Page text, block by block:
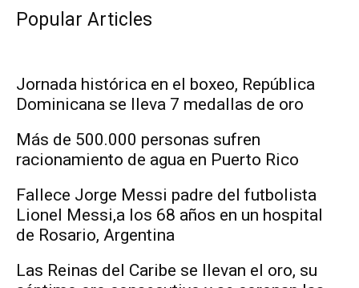
Popular Articles
Jornada histórica en el boxeo, República
Dominicana se lleva 7 medallas de oro
Más de 500.000 personas sufren
racionamiento de agua en Puerto Rico
Fallece Jorge Messi padre del futbolista
Lionel Messi,a los 68 años en un hospital
de Rosario, Argentina
Las Reinas del Caribe se llevan el oro, su